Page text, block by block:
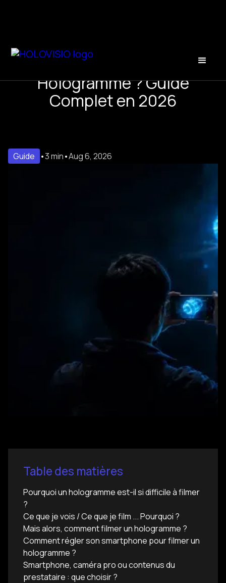
Comment Filmer un
Hologramme ? Guide
Complet en 2026
Guide •3 min•Aug 6, 2026
Table des matières
Pourquoi un hologramme est-il si difficile à filmer
?
Ce que je vois / Ce que je film ... Pourquoi ?
Mais alors, comment filmer un hologramme ?
Comment régler son smartphone pour filmer un
hologramme ?
Smartphone, caméra pro ou contenus du
prestataire : que choisir ?